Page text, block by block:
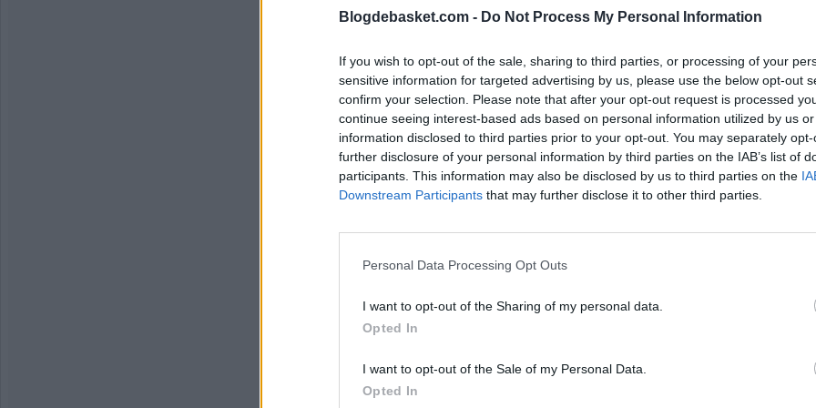
Blogdebasket.com - Do Not Process My Personal Information
If you wish to opt-out of the sale, sharing to third parties, or processing of your
sensitive information for targeted advertising by us, please use the below opt-out
confirm your selection. Please note that after your opt-out request is processed
continue seeing interest-based ads based on personal information utilized by us
information disclosed to third parties prior to your opt-out. You may separately
further disclosure of your personal information by third parties on the IAB’s list of
participants. This information may also be disclosed by us to third parties on the
Downstream Participants that may further disclose it to other third parties.
Personal Data Processing Opt Outs
I want to opt-out of the Sharing of my personal data.
Opted In
I want to opt-out of the Sale of my Personal Data.
Opted In